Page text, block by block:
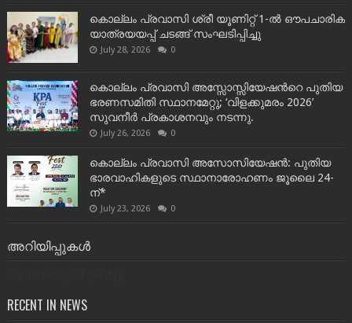
കൊല്ലം പ്രവാസി ശ്രീ യൂണിറ്റ് 1-ൽ ഔപചാരിക
യാത്രയയപ്പ് ചടങ്ങ് സംഘടിപ്പിച്ചു
July 28, 2026 0
കൊല്ലം പ്രവാസി അസ്സോസ്സിയേഷന്‍റെ പുതിയ
ഭരണസമിതി സ്ഥാനമേറ്റു; ‘വിളക്കുമരം 2026’
സുവനീർ പ്രകാശനവും നടന്നു.
July 26, 2026 0
കൊല്ലം പ്രവാസി അസോസിയേഷൻ: പുതിയ
ഭാരവാഹികളുടെ സ്ഥാനാരോഹണം ജൂലൈ 24-
ന്*
July 23, 2026 0
അറിയിപ്പുകൾ
RECENT IN NEWS